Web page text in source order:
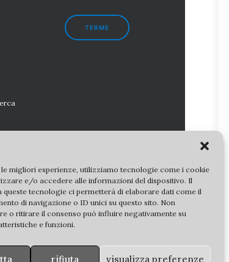
migliori esperienze, utilizziamo tecnologie come i cookie
e/o accedere alle informazioni del dispositivo. Il
queste tecnologie ci permetterà di elaborare dati come il
di navigazione o ID unici su questo sito. Non
o ritirare il consenso può influire negativamente su
e funzioni.
rifiuta visualizza preferenze
TERME
|partner|copyright |privacy policy
sono utilizzate su concessione della
delle immagini sono regolate dalla
42/2004 s.m.i.– DM 161/23) e ne è vietata